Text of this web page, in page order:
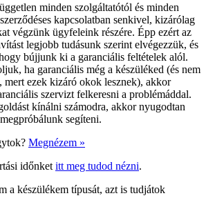
minden szolgáltatótól és minden
kapcsolatban senkivel, kizárólag
végzünk ügyfeleink részére. Épp ezért az
legjobb tudásunk szerint elvégezzük, és
bújjunk ki a garanciális feltételek alól.
ha garanciális még a készüléked (és nem
mert ezek kizáró okok lesznek), akkor
szervizt felkeresni a problémáddal.
kínálni számodra, akkor nyugodtan
segíteni.
Megnézem »
időnket itt meg tudod nézni.
a készülékem típusát, azt is tudjátok